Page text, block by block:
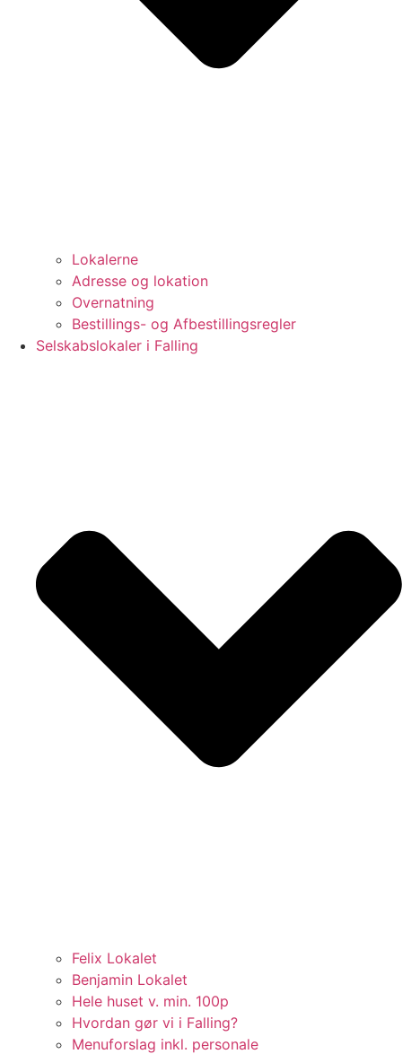
Lokalerne
Adresse og lokation
Overnatning
Bestillings- og Afbestillingsregler
Selskabslokaler i Falling
Felix Lokalet
Benjamin Lokalet
Hele huset v. min. 100p
Hvordan gør vi i Falling?
Menuforslag inkl. personale